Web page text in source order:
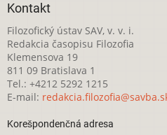
Kontakt
Filozofický ústav SAV, v. v. i.
Redakcia časopisu Filozofia
Klemensova 19
811 09 Bratislava 1
Tel.: +4212 5292 1215
E-mail:
Korešpondenčná adresa